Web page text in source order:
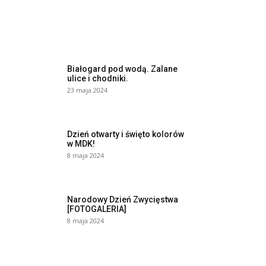
Białogard pod wodą. Zalane
ulice i chodniki.
23 maja 2024
Dzień otwarty i święto kolorów
w MDK!
8 maja 2024
Narodowy Dzień Zwycięstwa
[FOTOGALERIA]
8 maja 2024